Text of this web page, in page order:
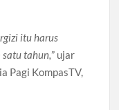
itu harus
satu tahun,” ujar
Pagi KompasTV,